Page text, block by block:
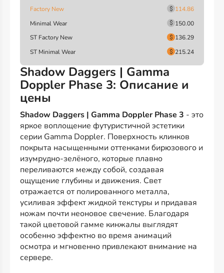
Factory New
114.86
Minimal Wear
150.00
ST Factory New
136.29
ST Minimal Wear
215.24
Shadow Daggers | Gamma
Doppler Phase 3: Описание и
цены
Shadow Daggers | Gamma Doppler Phase 3 - это
яркое воплощение футуристичной эстетики
серии Gamma Doppler. Поверхность клинков
покрыта насыщенными оттенками бирюзового и
изумрудно-зелёного, которые плавно
переливаются между собой, создавая
ощущение глубины и движения. Свет
отражается от полированного металла,
усиливая эффект жидкой текстуры и придавая
ножам почти неоновое свечение. Благодаря
такой цветовой гамме кинжалы выглядят
особенно эффектно во время анимаций
осмотра и мгновенно привлекают внимание на
сервере.